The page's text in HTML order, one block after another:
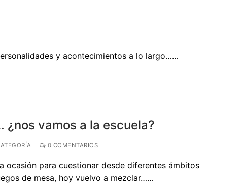
y acontecimientos a lo largo……
vamos a la escuela?
0 COMENTARIOS
ocasión para cuestionar desde diferentes ámbitos
de mesa, hoy vuelvo a mezclar……